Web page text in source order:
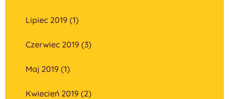
Lipiec 2019 (1)
Czerwiec 2019 (3)
Maj 2019 (1)
Kwiecień 2019 (2)